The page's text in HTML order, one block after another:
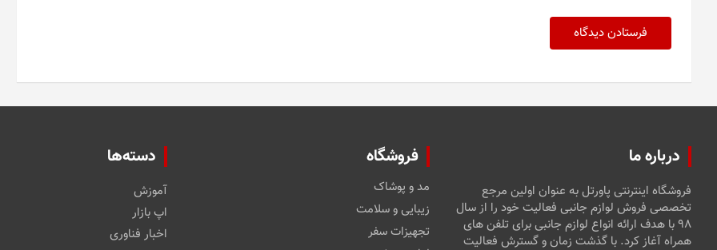
درباره ما
فروشگاه اینترنتی پاورتل به عنوان اولین مرجع
تخصصی فروش لوازم جانبی فعالیت خود را از سال
۹۸ با هدف ارائه انواع لوازم جانبی برای تلفن های
همراه آغاز کرد. با گذشت زمان و گسترش فعالیت
فروشگاه
مد و پوشاک
زیبایی و سلامت
تجهیزات سفر
دسته‌ها
آموزش
اپ بازار
اخبار فناوری